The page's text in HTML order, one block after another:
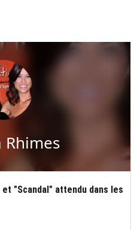
Rhimes
"Scandal" attendu dans les